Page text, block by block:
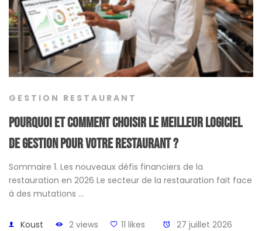
GESTION RESTAURANT
Pourquoi et comment choisir le meilleur logiciel
de gestion pour votre restaurant ?
Sommaire 1. Les nouveaux défis financiers de la
restauration en 2026 Le secteur de la restauration fait face
à des mutations …
Koust 2 views 11 likes 27 juillet 2026